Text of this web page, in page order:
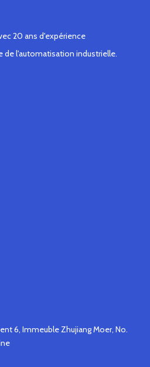
20 ans d'expérience
de l'automatisation industrielle.
6, Immeuble Zhujiang Moer, No.